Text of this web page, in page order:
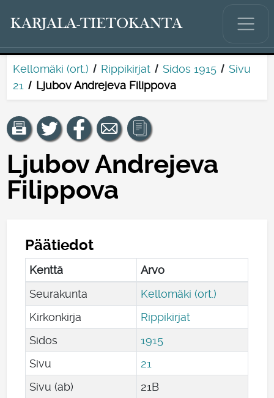
KARJALA-TIETOKANTA
Kellomäki (ort.) Rippikirjat Sidos 1915
Sivu
21
Ljubov Andrejeva Filippova
Ljubov Andrejeva
Filippova
Päätiedot
Kenttä
Arvo
Seurakunta
Kellomäki (ort.)
Kirkonkirja
Rippikirjat
Sidos
1915
Sivu
21
Sivu (ab)
21B